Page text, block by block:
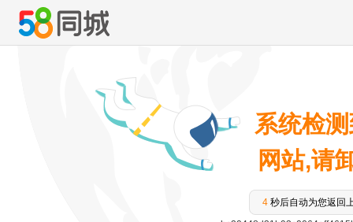
系统检
网站,请
3 秒后自动为您返回